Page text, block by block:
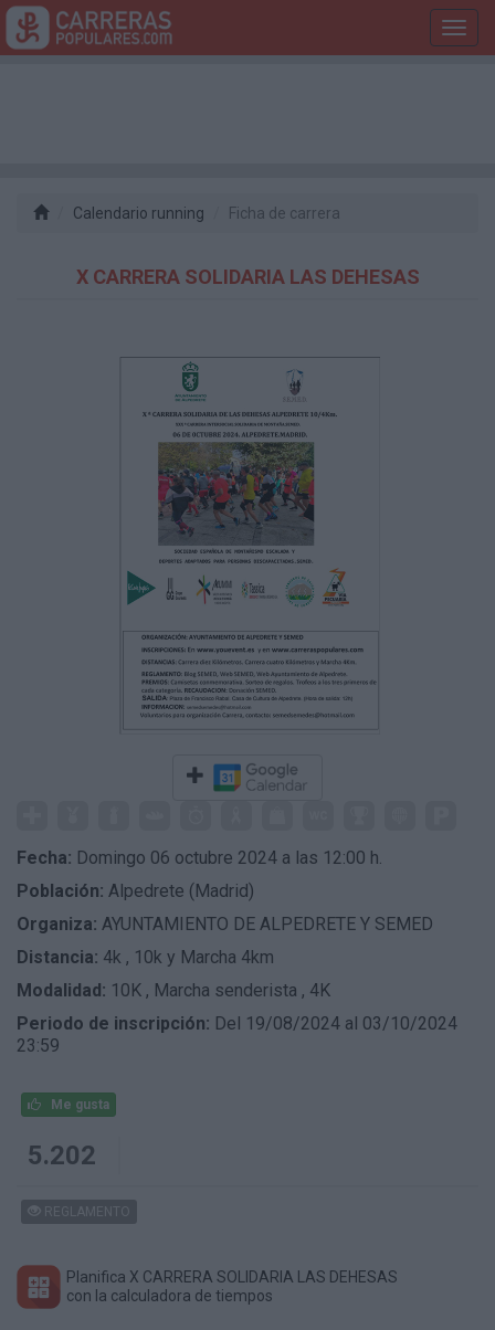
Calendario running Ficha de carrera
X CARRERA SOLIDARIA LAS DEHESAS
Fecha: Domingo 06 octubre 2024 a las 12:00 h.
Población: Alpedrete (Madrid)
Organiza: AYUNTAMIENTO DE ALPEDRETE Y SEMED
Distancia: 4k , 10k y Marcha 4km
Modalidad: 10K , Marcha senderista , 4K
Periodo de inscripción: Del 19/08/2024 al 03/10/2024
23:59
Me gusta
5.202
REGLAMENTO
Planifica X CARRERA SOLIDARIA LAS DEHESAS
con la calculadora de tiempos